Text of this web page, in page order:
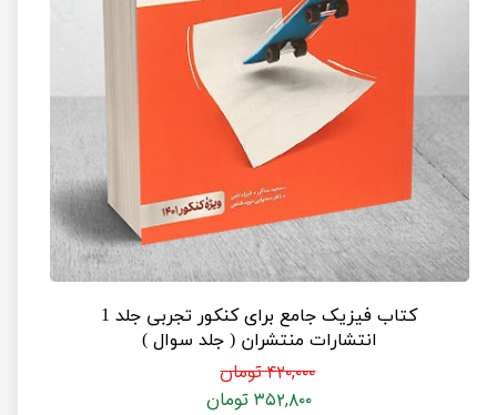
کتاب فیزیک جامع برای کنکور تجربی جلد 1
انتشارات منتشران ( جلد سوال )
۴۲۰,۰۰۰ تومان
۳۵۲,۸۰۰ تومان